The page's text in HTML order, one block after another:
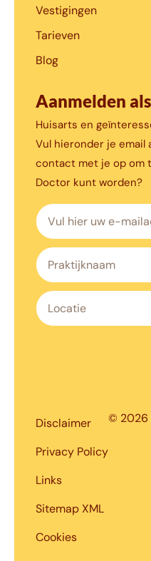
Vestigingen
Tarieven
Blog
Aanmelden
Huisarts en
Vul hieronder je email
contact met je op om
Doctor kunt worden?
Disclaimer
Privacy Policy
Links
Sitemap XML
Cookies
© 2026